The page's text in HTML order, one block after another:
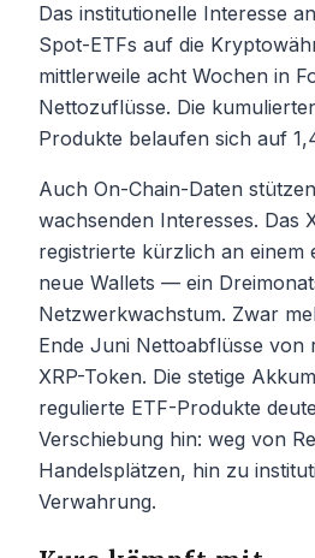
Das institutionelle Interesse
Spot-ETFs auf die
mittlerweile acht Wochen in
Nettozuflüsse. Die
Produkte belaufen sich auf
Auch On-Chain-Daten
wachsenden Interesses. Das
registrierte kürzlich an einem
neue Wallets — ein
Netzwerkwachstum. Zwar
Ende Juni Nettoabflüsse von
XRP-Token. Die stetige
regulierte ETF-Produkte
Verschiebung hin: weg von
Handelsplätzen, hin zu
Verwahrung.